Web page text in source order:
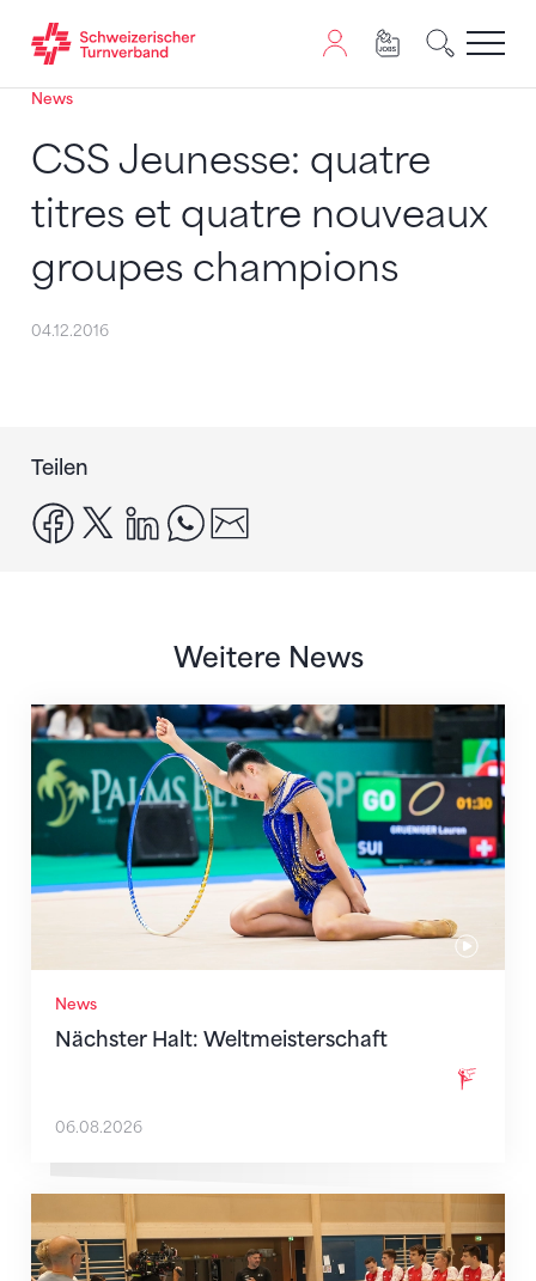
Zum Inhalt springen
Zur Sitemap navigieren
Zum Navigieren dieser Seite wird JavaScript benötigt.
News
CSS Jeunesse: quatre
titres et quatre nouveaux
groupes champions
04.12.2016
Teilen
facebook
x linkedinwhatsapp
Weitere News
News
Nächster Halt: Weltmeisterschaft
Nächster Halt: Weltmeisterschaft
06.08.2026
Mit klaren Zielen nach Zagreb